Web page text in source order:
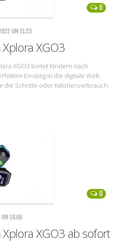
0
UM 11:23
XGO3
XGO3 bietet Kindern nach
Einstieg in die digitale Welt
die Schritte oder Kalorienverbrauch
0
14:08
XGO3 ab sofort